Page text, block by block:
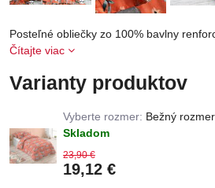
Posteľné obliečky zo 100% bavlny
Čítajte viac
Varianty produktov
Vyberte rozmer: Bežný
Skladom
23,90 €
19,12 €